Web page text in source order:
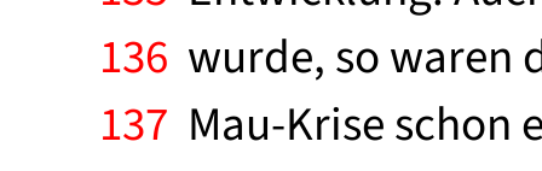
136 wurde, so waren
137 Mau-Krise schon